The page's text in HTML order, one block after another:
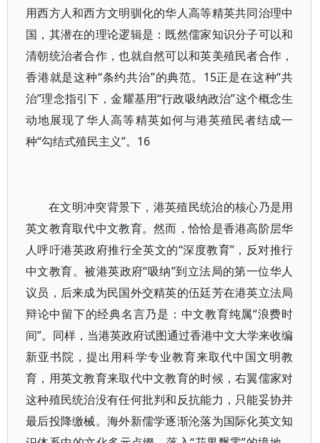
用西方人和西方文明驯化的华人高等精英共同治理中
国，其潜在的理论逻辑是：既然儒家知识分子可以和
清朝统治者合作，也就自然可以和英美殖民者合作，
香港就是这种“条约共治”的典范。15正是在这种“共
治”理念指引下，金耀基用“行政吸纳政治”这个概念生
动地展现了华人高等精英如何与港英殖民者结成一
种“勾结式殖民主义”。16
在文明冲突背景下，港英殖民统治的核心乃是用
英文教育取代中文教育。然而，恰恰是香港高阶层华
人呼吁港英政府推行全英文的“深度教育”，反对推行
中文教育。被港英政府“吸纳”到立法局的第一位华人
议员，后来成为民国外交精英的伍廷芳在港英立法局
辩论中留下的经典名言乃是：中文教育纯属“浪费时
间”。同样，当港英政府试图通过香港中文大学来收编
新亚书院，提出用科学专业教育来取代中国文明教
育，用英文教育来取代中文教育的时候，右翼儒家对
这种殖民统治没有任何批判和反抗能力，只能妥协并
最后投降缴械。海外新儒学逐渐沦落为国际化英文知